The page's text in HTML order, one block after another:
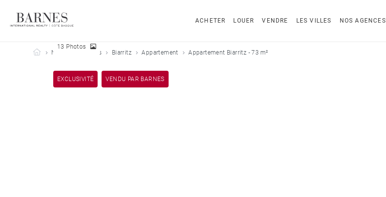
ACHETER LOUER VENDRE LES VILLES NOS AGENCES
Barnes Côte Basque
Nos biens vendus Biarritz Appartement Appartement Biarritz - 73 m²
EXCLUSIVITÉ VENDU PAR BARNES
13 Photos